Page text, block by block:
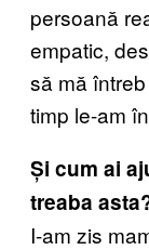
persoană
empatic,
să mă
timp le-am
Și cum ai
treaba
I-am zis